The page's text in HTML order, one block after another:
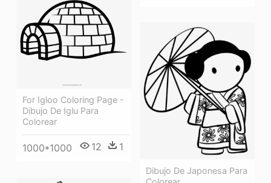
For Igloo Coloring Page -
Dibujo De Iglu Para
Colorear
1000*1000 12 1
Dibujo De Japonesa Para